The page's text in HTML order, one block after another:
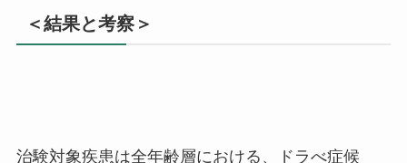
＜結果と考察＞
治験対象疾患は全年齢層における、ドラべ症候